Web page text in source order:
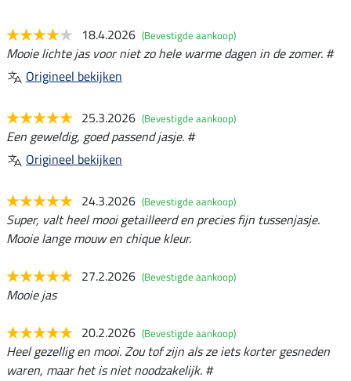
18.4.2026 (Bevestigde aankoop)
Mooie lichte jas voor niet zo hele warme dagen in de zomer. #
Origineel bekijken
25.3.2026 (Bevestigde aankoop)
Een geweldig, goed passend jasje. #
Origineel bekijken
24.3.2026 (Bevestigde aankoop)
Super, valt heel mooi getailleerd en precies fijn tussenjasje.
Mooie lange mouw en chique kleur.
27.2.2026 (Bevestigde aankoop)
Mooie jas
20.2.2026 (Bevestigde aankoop)
Heel gezellig en mooi. Zou tof zijn als ze iets korter gesneden
waren, maar het is niet noodzakelijk. #